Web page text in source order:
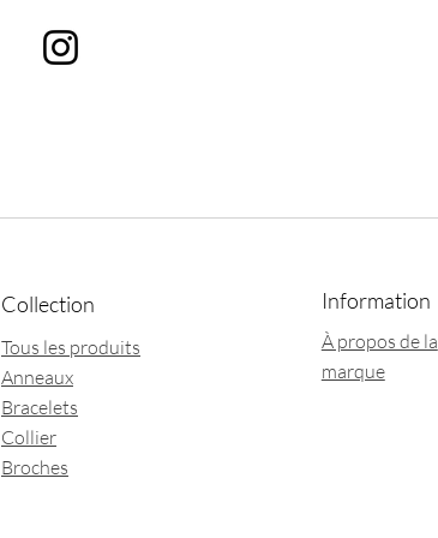
Collection
Tous les produits
Anneaux
Bracelets
Collier
Broches
Information
À propos de la
marque